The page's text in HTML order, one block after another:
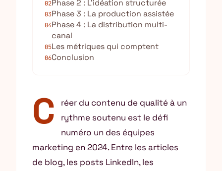
02Phase 2 : L’idéation structurée
03Phase 3 : La production assistée
04Phase 4 : La distribution multi-
canal
05Les métriques qui comptent
06Conclusion
C
réer du contenu de qualité à un
rythme soutenu est le défi
numéro un des équipes
marketing en 2024. Entre les articles
de blog, les posts LinkedIn, les